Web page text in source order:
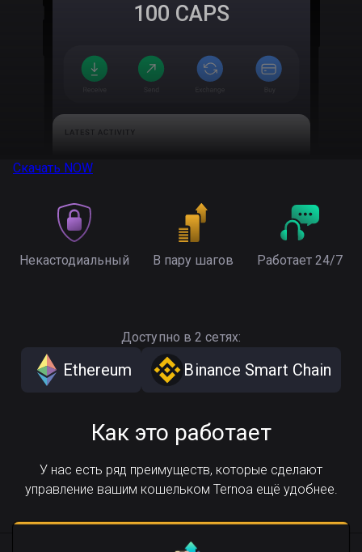
100 CAPS
Скачать NOW
Некастодиальный В пару шагов Работает 24/7
Доступно в 2 сетях:
Ethereum Binance Smart Chain
Как это работает
У нас есть ряд преимуществ, которые сделают
управление вашим кошельком Ternoa ещё удобнее.